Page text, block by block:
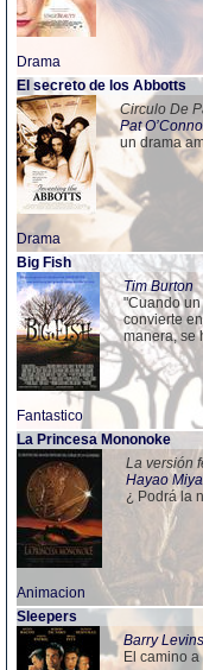
Drama
El secreto de los Abbotts
Circulo De
Pat
un drama
Drama
Big Fish
Tim Burton
"Cuando un
convierte
manera, se
Fantastico
La Princesa Mononoke
La versión
Hayao
¿ Podrá la
Animacion
Sleepers
Barry
El camino